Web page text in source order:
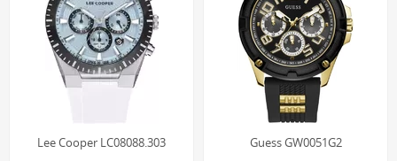
Lee Cooper LC08088.303 Guess GW0051G2